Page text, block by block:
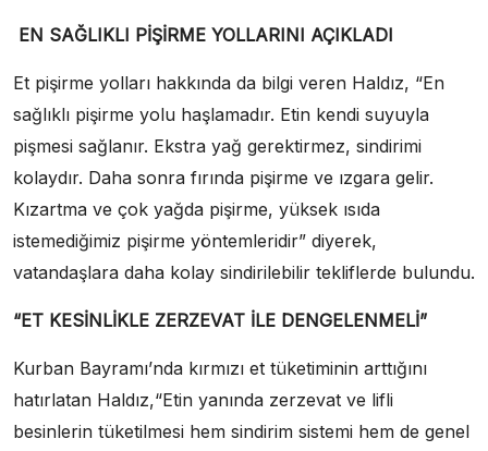
EN SAĞLIKLI PİŞİRME YOLLARINI AÇIKLADI
Et pişirme yolları hakkında da bilgi veren Haldız, “En
sağlıklı pişirme yolu haşlamadır. Etin kendi suyuyla
pişmesi sağlanır. Ekstra yağ gerektirmez, sindirimi
kolaydır. Daha sonra fırında pişirme ve ızgara gelir.
Kızartma ve çok yağda pişirme, yüksek ısıda
istemediğimiz pişirme yöntemleridir” diyerek,
vatandaşlara daha kolay sindirilebilir tekliflerde bulundu.
“ET KESİNLİKLE ZERZEVAT İLE DENGELENMELİ”
Kurban Bayramı’nda kırmızı et tüketiminin arttığını
hatırlatan Haldız,“Etin yanında zerzevat ve lifli
besinlerin tüketilmesi hem sindirim sistemi hem de genel